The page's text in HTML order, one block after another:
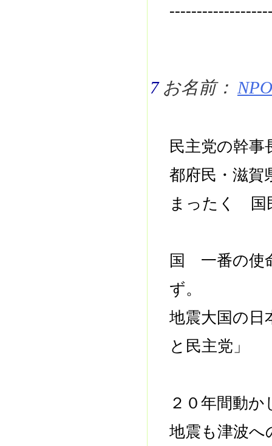
7 お名前：
民主党の幹
都府民・滋賀
まったく 国
国 一番の使
ず。
地震大国の
と民主党」
２０年間動
地震も津波